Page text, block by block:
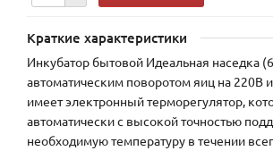
Краткие характеристики
Инкубатор бытовой Идеальная наседка
автоматическим поворотом яиц на 220В
имеет электронный терморегулятор,
автоматически с высокой точностью
необходимую температуру в течении